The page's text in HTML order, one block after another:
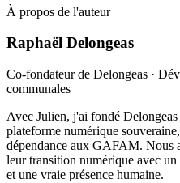
À propos de l'auteur
Raphaël Delongeas
Co-fondateur de Delongeas ·
communales
Avec Julien, j'ai fondé
plateforme numérique
dépendance aux GAFAM. Nous
leur transition numérique avec
et une vraie présence humaine.